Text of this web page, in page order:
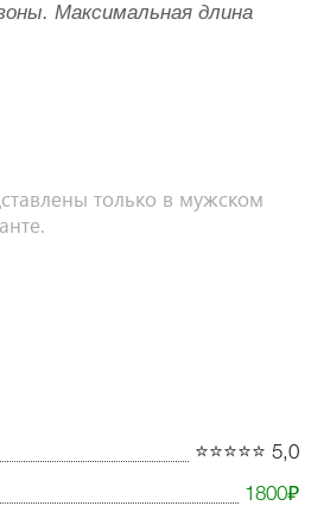
Максимальная длина
только в мужском
⭐️⭐️⭐️⭐️⭐️ 5,0
1800₽